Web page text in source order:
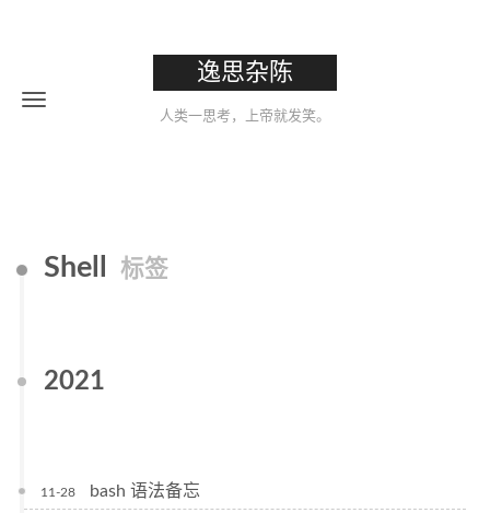
逸思杂陈
人类一思考，上帝就发笑。
Shell 标签
2021
11-28 bash 语法备忘